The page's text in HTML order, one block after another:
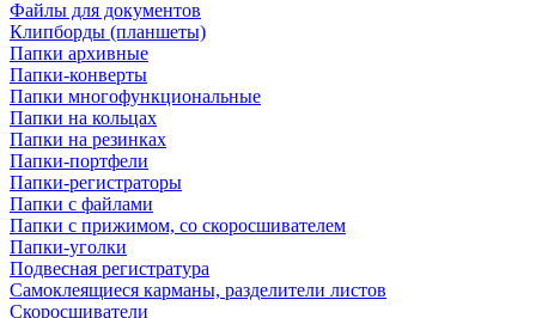
Файлы для документов
Клипборды (планшеты)
Папки архивные
Папки-конверты
Папки многофункциональные
Папки на кольцах
Папки на резинках
Папки-портфели
Папки-регистраторы
Папки с файлами
Папки с прижимом, со скоросшивателем
Папки-уголки
Подвесная регистратура
Самоклеящиеся карманы, разделители листов
Скоросшиватели